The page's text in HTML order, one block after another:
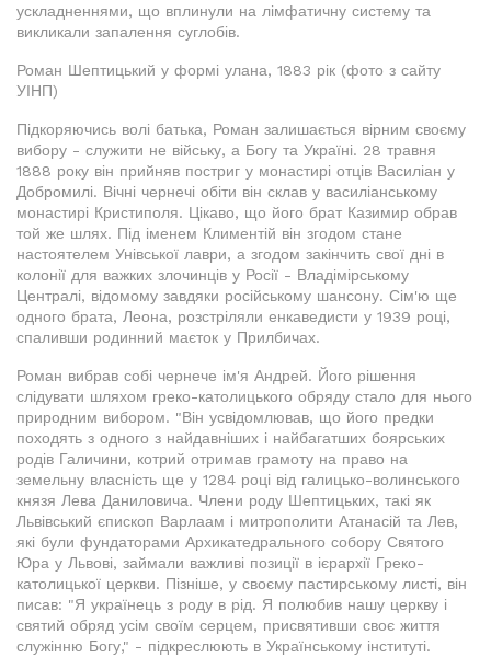
ускладненнями, що вплинули на лімфатичну систему та
викликали запалення суглобів.
Роман Шептицький у формі улана, 1883 рік (фото з сайту
УІНП)
Підкоряючись волі батька, Роман залишається вірним своєму
вибору - служити не війську, а Богу та Україні. 28 травня
1888 року він прийняв постриг у монастирі отців Василіан у
Добромилі. Вічні чернечі обіти він склав у василіанському
монастирі Кристиполя. Цікаво, що його брат Казимир обрав
той же шлях. Під іменем Климентій він згодом стане
настоятелем Унівської лаври, а згодом закінчить свої дні в
колонії для важких злочинців у Росії - Владімірському
Централі, відомому завдяки російському шансону. Сім'ю ще
одного брата, Леона, розстріляли енкаведисти у 1939 році,
спаливши родинний маєток у Прилбичах.
Роман вибрав собі чернече ім'я Андрей. Його рішення
слідувати шляхом греко-католицького обряду стало для нього
природним вибором. "Він усвідомлював, що його предки
походять з одного з найдавніших і найбагатших боярських
родів Галичини, котрий отримав грамоту на право на
земельну власність ще у 1284 році від галицько-волинського
князя Лева Даниловича. Члени роду Шептицьких, такі як
Львівський єпископ Варлаам і митрополити Атанасій та Лев,
які були фундаторами Архикатедрального собору Святого
Юра у Львові, займали важливі позиції в ієрархії Греко-
католицької церкви. Пізніше, у своєму пастирському листі, він
писав: "Я українець з роду в рід. Я полюбив нашу церкву і
святий обряд усім своїм серцем, присвятивши своє життя
служінню Богу," - підкреслюють в Українському інституті.